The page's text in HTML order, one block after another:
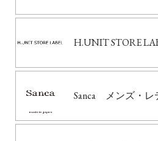
H.UNIT STORE
Sanca メンズ・レ